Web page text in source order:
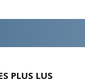
PLUS LUS